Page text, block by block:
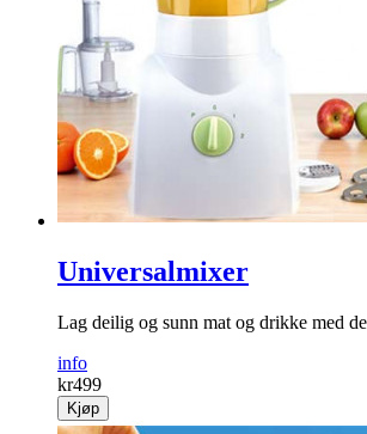
Universalmixer
Lag deilig og sunn mat og drikke med
info
kr499
Kjøp